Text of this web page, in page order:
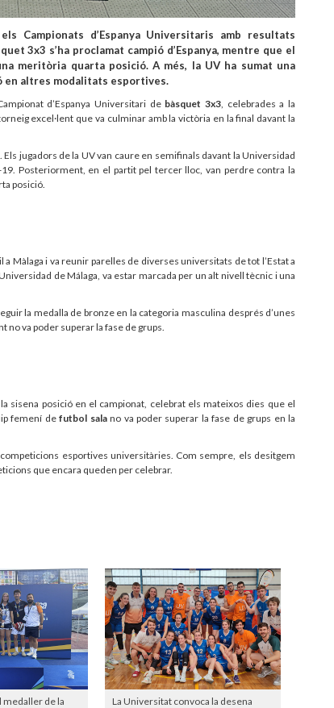
Campionats d’Espanya Universitaris amb resultats
3x3 s’ha proclamat campió d’Espanya, mentre que el
meritòria quarta posició. A més, la UV ha sumat una
en altres modalitats esportives.
d’Espanya Universitari de bàsquet 3x3 , celebrades a la
excel·lent que va culminar amb la victòria en la final davant la
jugadors de la UV van caure en semifinals davant la Universidad
Posteriorment, en el partit pel tercer lloc, van perdre contra la
posició.
a Màlaga i va reunir parelles de diverses universitats de tot l’Estat a
de Málaga, va estar marcada per un alt nivell tècnic i una
la medalla de bronze en la categoria masculina després d’unes
va poder superar la fase de grups.
sisena posició en el campionat, celebrat els mateixos dies que el
femení defutbol salano va poder superar la fase de grups en la
esportives universitàries. Com sempre, els desitgem
que encara queden per celebrar.
medaller de la
La Universitat convoca la desena